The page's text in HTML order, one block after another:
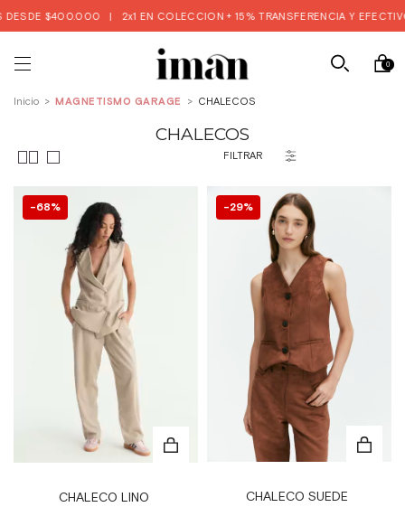
$400.000 | 2x1 EN COLECCION + 15% TRANSFERENCIA Y EFECTIVO
0
Inicio > MAGNETISMO GARAGE > CHALECOS
CHALECOS
FILTRAR
68%
CHALECO LINO
29%
CHALECO SUEDE